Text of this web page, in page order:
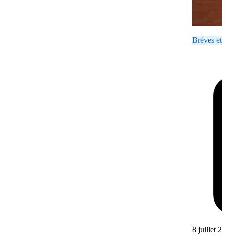
Brèves et
8 juillet